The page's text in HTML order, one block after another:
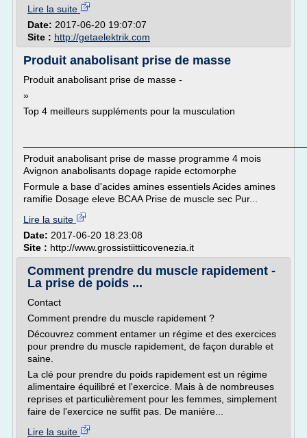
Lire la suite
Date: 2017-06-20 19:07:07
Site : http://getaelektrik.com
Produit anabolisant prise de masse
Produit anabolisant prise de masse -
»
Top 4 meilleurs suppléments pour la musculation
Produit anabolisant prise de masse programme 4 mois
Avignon anabolisants dopage rapide ectomorphe
Formule a base d'acides amines essentiels Acides amines
ramifie Dosage eleve BCAA Prise de muscle sec Pur...
Lire la suite
Date: 2017-06-20 18:23:08
Site : http://www.grossistiitticovenezia.it
Comment prendre du muscle rapidement -
La prise de poids ...
Contact
Comment prendre du muscle rapidement ?
Découvrez comment entamer un régime et des exercices
pour prendre du muscle rapidement, de façon durable et
saine.
La clé pour prendre du poids rapidement est un régime
alimentaire équilibré et l'exercice. Mais à de nombreuses
reprises et particulièrement pour les femmes, simplement
faire de l'exercice ne suffit pas. De manière...
Lire la suite